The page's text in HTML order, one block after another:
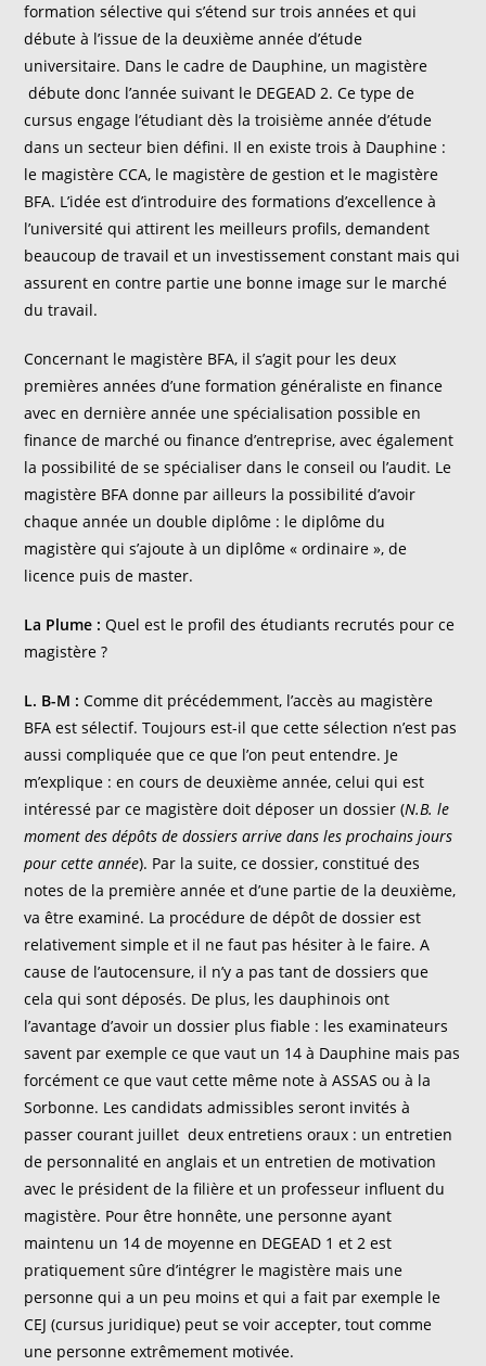
formation sélective qui s’étend sur trois années et qui
débute à l’issue de la deuxième année d’étude
universitaire. Dans le cadre de Dauphine, un magistère
débute donc l’année suivant le DEGEAD 2. Ce type de
cursus engage l’étudiant dès la troisième année d’étude
dans un secteur bien défini. Il en existe trois à Dauphine :
le magistère CCA, le magistère de gestion et le magistère
BFA. L’idée est d’introduire des formations d’excellence à
l’université qui attirent les meilleurs profils, demandent
beaucoup de travail et un investissement constant mais qui
assurent en contre partie une bonne image sur le marché
du travail.
Concernant le magistère BFA, il s’agit pour les deux
premières années d’une formation généraliste en finance
avec en dernière année une spécialisation possible en
finance de marché ou finance d’entreprise, avec également
la possibilité de se spécialiser dans le conseil ou l’audit. Le
magistère BFA donne par ailleurs la possibilité d’avoir
chaque année un double diplôme : le diplôme du
magistère qui s’ajoute à un diplôme « ordinaire », de
licence puis de master.
La Plume :Quel est le profil des étudiants recrutés pour ce
magistère ?
L. B-M :Comme dit précédemment, l’accès au magistère
BFA est sélectif. Toujours est-il que cette sélection n’est pas
aussi compliquée que ce que l’on peut entendre. Je
m’explique : en cours de deuxième année, celui qui est
intéressé par ce magistère doit déposer un dossier (N.B. le
moment des dépôts de dossiers arrive dans les prochains jours
pour cette année). Par la suite, ce dossier, constitué des
notes de la première année et d’une partie de la deuxième,
va être examiné. La procédure de dépôt de dossier est
relativement simple et il ne faut pas hésiter à le faire. A
cause de l’autocensure, il n’y a pas tant de dossiers que
cela qui sont déposés. De plus, les dauphinois ont
l’avantage d’avoir un dossier plus fiable : les examinateurs
savent par exemple ce que vaut un 14 à Dauphine mais pas
forcément ce que vaut cette même note à ASSAS ou à la
Sorbonne. Les candidats admissibles seront invités à
passer courant juillet deux entretiens oraux : un entretien
de personnalité en anglais et un entretien de motivation
avec le président de la filière et un professeur influent du
magistère. Pour être honnête, une personne ayant
maintenu un 14 de moyenne en DEGEAD 1 et 2 est
pratiquement sûre d’intégrer le magistère mais une
personne qui a un peu moins et qui a fait par exemple le
CEJ (cursus juridique) peut se voir accepter, tout comme
une personne extrêmement motivée.